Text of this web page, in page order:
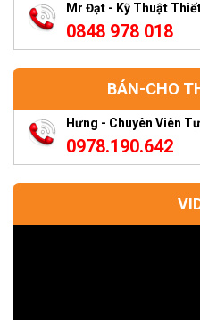
Mr Đạt - Kỹ Thuật
0848 978 018
BÁN-CHO
Hưng - Chuyên Viên
0978.190.642